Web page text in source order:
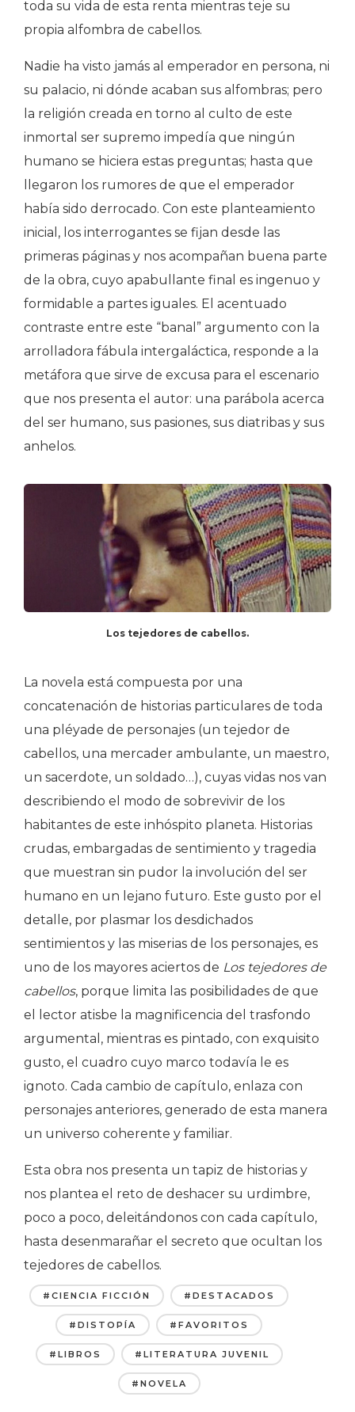
toda su vida de esta renta mientras teje su
propia alfombra de cabellos.
Nadie ha visto jamás al emperador en persona, ni
su palacio, ni dónde acaban sus alfombras; pero
la religión creada en torno al culto de este
inmortal ser supremo impedía que ningún
humano se hiciera estas preguntas; hasta que
llegaron los rumores de que el emperador
había sido derrocado. Con este planteamiento
inicial, los interrogantes se fijan desde las
primeras páginas y nos acompañan buena parte
de la obra, cuyo apabullante final es ingenuo y
formidable a partes iguales. El acentuado
contraste entre este “banal” argumento con la
arrolladora fábula intergaláctica, responde a la
metáfora que sirve de excusa para el escenario
que nos presenta el autor: una parábola acerca
del ser humano, sus pasiones, sus diatribas y sus
anhelos.
Los tejedores de cabellos.
La novela está compuesta por una
concatenación de historias particulares de toda
una pléyade de personajes (un tejedor de
cabellos, una mercader ambulante, un maestro,
un sacerdote, un soldado…), cuyas vidas nos van
describiendo el modo de sobrevivir de los
habitantes de este inhóspito planeta. Historias
crudas, embargadas de sentimiento y tragedia
que muestran sin pudor la involución del ser
humano en un lejano futuro. Este gusto por el
detalle, por plasmar los desdichados
sentimientos y las miserias de los personajes, es
uno de los mayores aciertos de Los tejedores de
cabellos, porque limita las posibilidades de que
el lector atisbe la magnificencia del trasfondo
argumental, mientras es pintado, con exquisito
gusto, el cuadro cuyo marco todavía le es
ignoto. Cada cambio de capítulo, enlaza con
personajes anteriores, generado de esta manera
un universo coherente y familiar.
Esta obra nos presenta un tapiz de historias y
nos plantea el reto de deshacer su urdimbre,
poco a poco, deleitándonos con cada capítulo,
hasta desenmarañar el secreto que ocultan los
tejedores de cabellos.
#CIENCIA FICCIÓN #DESTACADOS
#DISTOPÍA #FAVORITOS
#LIBROS #LITERATURA JUVENIL
#NOVELA